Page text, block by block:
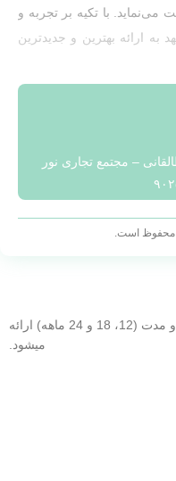
با تکیه بر تجربه و
به ارائه بهترین و جدیدترین
ما ارائه راهکارهایی
آن‌ها کمک کند تا بتوانند به
بازار، ما به مشتریان خود
می‌دهیم تا بتوانند با
مقابله نمایند.
برتر تجهیزات
– مجتمع تجاری نور
محفوظ است.
محصولات با گارانتی‌های معتبر شرکتی و مدت (12، 18 و 24 ماهه) ارائه
میشود.